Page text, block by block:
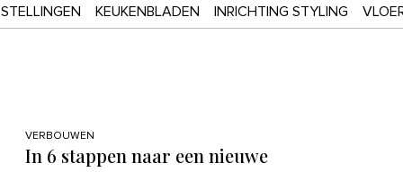
KEUKENBLADEN INRICHTING STYLING
VERBOUWEN
In 6 stappen naar een nieuwe